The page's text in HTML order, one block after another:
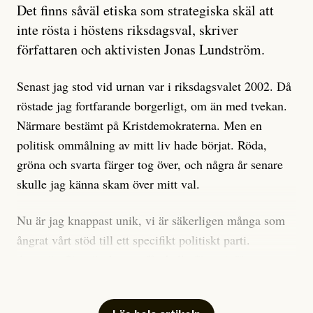
Artikeln undersöker inte, som ETC påstår, ”vad som
är sant, vad som är rykten”, utan den bidrar bara till
ännu mer ryktesspridning. Det finns inte ett enda bevis
misstänkta personen är en infiltratör. Det som läsaren
får veta är att personen har ändrat sina politiska åsikter
under åren, att den har raderat tidigare innehåll på sina
sociala medier, att artikelns författare inte förstår sig
på personens ekonomi och att det tydligen finns
anonyma röster inom rörelsen som säger saker som
anses vara anledningar att titta närmare på personen,
men ingenting av detta är tillräckligt för att hänga ut
inom palestinarörelsen.
Det finns såväl etiska som strategiska skäl att
inte rösta i höstens riksdagsval, skriver
författaren och aktivisten Jonas Lundström.
Senast jag stod vid urnan var i riksdagsvalet 2002. Då
röstade jag fortfarande borgerligt, om än med tvekan.
Närmare bestämt på Kristdemokraterna. Men en
politisk ommålning av mitt liv hade börjat. Röda,
gröna och svarta färger tog över, och några år senare
skulle jag känna skam över mitt val.
Nu är jag knappast unik, vi är säkerligen många som
ångrat vårt stöd till ett specifikt politiskt parti.